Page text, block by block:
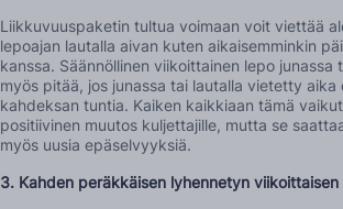
Liikkuvuuspaketin tultua voimaan voit viettää
lepoajan lautalla aivan kuten aikaisemminkin
kanssa. Säännöllinen viikoittainen lepo junassa
myös pitää, jos junassa tai lautalla vietetty aika
kahdeksan tuntia. Kaiken kaikkiaan tämä
positiivinen muutos kuljettajille, mutta se
myös uusia epäselvyyksiä.
3. Kahden peräkkäisen lyhennetyn